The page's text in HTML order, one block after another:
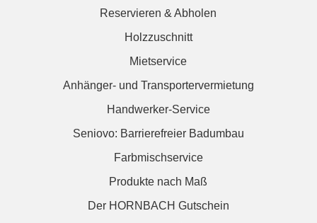
Reservieren & Abholen
Holzzuschnitt
Mietservice
Anhänger- und Transportervermietung
Handwerker-Service
Seniovo: Barrierefreier Badumbau
Farbmischservice
Produkte nach Maß
Der HORNBACH Gutschein